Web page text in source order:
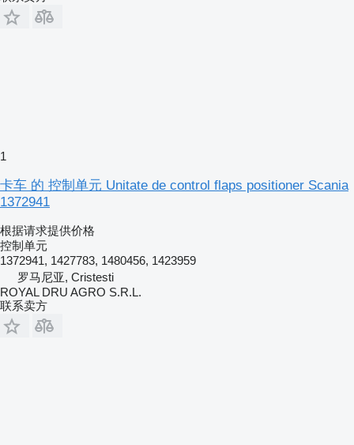
1
卡车 的 控制单元 Unitate de control flaps positioner Scania
1372941
根据请求提供价格
控制单元
1372941, 1427783, 1480456, 1423959
罗马尼亚, Cristesti
ROYAL DRU AGRO S.R.L.
联系卖方